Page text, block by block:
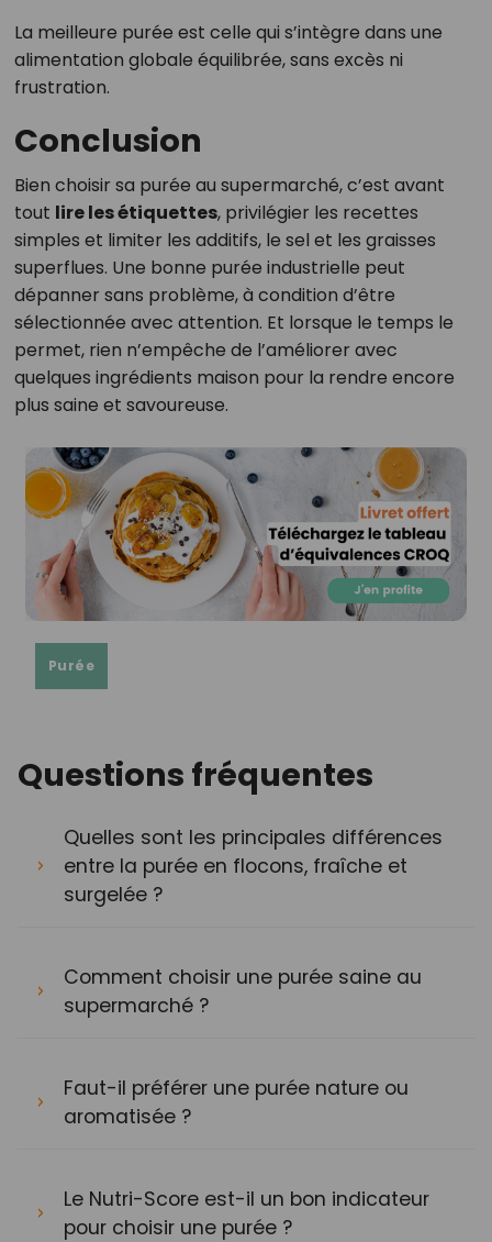
La meilleure purée est celle qui s’intègre dans une
alimentation globale équilibrée, sans excès ni
frustration.
Conclusion
Bien choisir sa purée au supermarché, c’est avant
tout lire les étiquettes, privilégier les recettes
simples et limiter les additifs, le sel et les graisses
superflues. Une bonne purée industrielle peut
dépanner sans problème, à condition d’être
sélectionnée avec attention. Et lorsque le temps le
permet, rien n’empêche de l’améliorer avec
quelques ingrédients maison pour la rendre encore
plus saine et savoureuse.
Purée
Questions fréquentes
Quelles sont les principales différences
entre la purée en flocons, fraîche et
surgelée ?
Comment choisir une purée saine au
supermarché ?
Faut-il préférer une purée nature ou
aromatisée ?
Le Nutri-Score est-il un bon indicateur
pour choisir une purée ?